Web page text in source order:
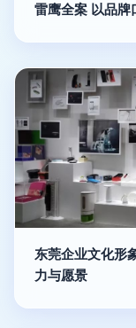
雷鹰全案 以品牌
东莞企业文化形
力与愿景